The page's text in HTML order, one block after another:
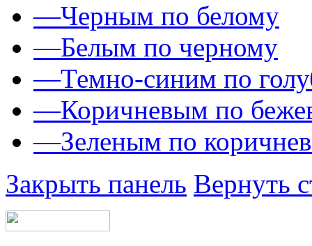
—Черным по белому
—Белым по черному
—Темно-синим по
—Коричневым по
—Зеленым по
Закрыть панель Вернуть